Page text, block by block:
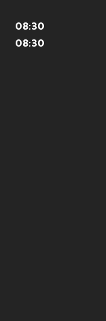
08:30
08:30